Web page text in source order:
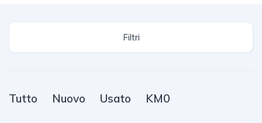
Filtri
Tutto Nuovo Usato KM0